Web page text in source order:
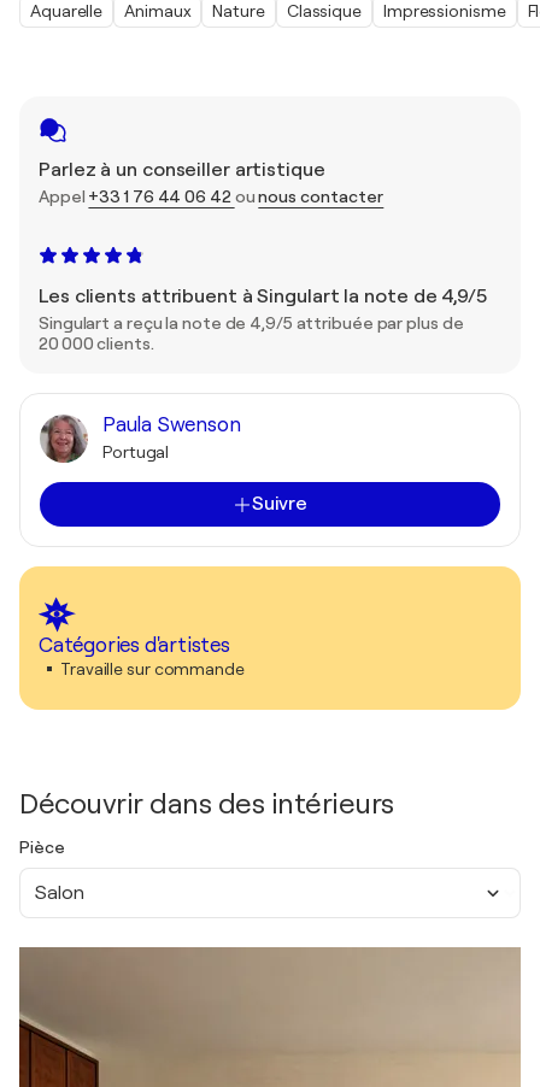
Parlez à un conseiller artistique
Appel +33 1 76 44 06 42 ounous contacter
Les clients attribuent à Singulart la note de 4,9/5
Singulart a reçu la note de 4,9/5 attribuée par plus de
20 000 clients.
Paula Swenson
Portugal
Suivre
Catégories d'artistes
Travaille sur commande
Découvrir dans des intérieurs
Pièce
Salon
Aquarelle Animaux Nature Classique Impressionisme